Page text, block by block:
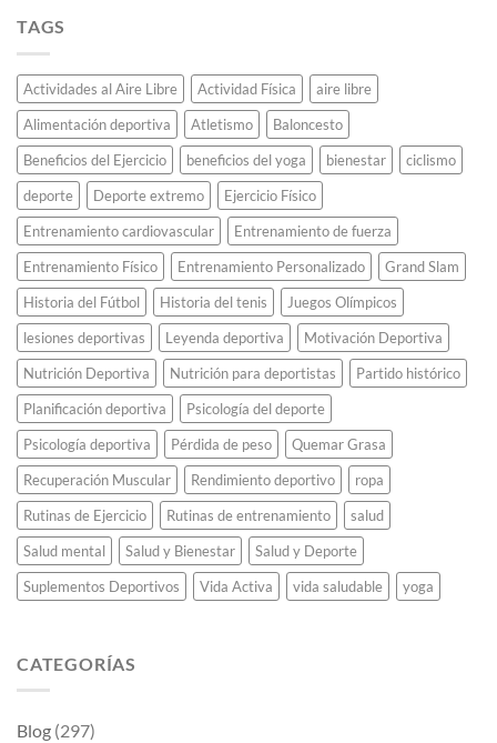
militar
y
murió.
llevaron
a
la
élite
mundial.
oro:
Cómo
Massú
y
González
hicieron
historia
en
Atenas
2004.
TAGS
Actividades al Aire Libre Actividad Física
aire libre
Alimentación deportiva
Atletismo
Baloncesto
Beneficios del Ejercicio
beneficios del yoga bienestar
ciclismo
deporte
Deporte extremo
Ejercicio Físico
Entrenamiento cardiovascular
Entrenamiento de fuerza
Entrenamiento Físico
Entrenamiento Personalizado
Grand Slam
Historia del Fútbol
Historia del tenis
Juegos Olímpicos
lesiones deportivas
Leyenda deportiva
Motivación Deportiva
Nutrición Deportiva
Nutrición para deportistas
Partido histórico
Planificación deportiva
Psicología del deporte
Psicología deportiva
Pérdida de peso
Quemar Grasa
Recuperación Muscular
Rendimiento deportivo
ropa
Rutinas de Ejercicio
Rutinas de entrenamiento
salud
Salud mental
Salud y Bienestar
Salud y Deporte
Suplementos Deportivos
Vida Activa vida saludable yoga
CATEGORÍAS
Blog (297)